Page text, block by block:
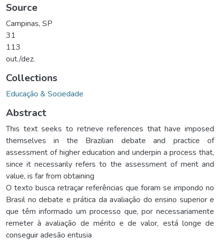
Source
Campinas, SP
31
113
out./dez.
Collections
Educação & Sociedade
Abstract
This text seeks to retrieve references that have imposed
themselves in the Brazilian debate and practice of
assessment of higher education and underpin a process that,
since it necessarily refers to the assessment of merit and
value, is far from obtaining
O texto busca retraçar referências que foram se impondo no
Brasil no debate e prática da avaliação do ensino superior e
que têm informado um processo que, por necessariamente
remeter à avaliação de mérito e de valor, está longe de
conseguir adesão entusia